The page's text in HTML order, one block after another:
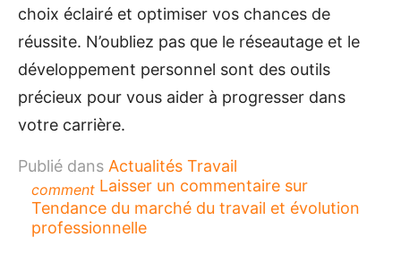
choix éclairé et optimiser vos chances de
réussite. N’oubliez pas que le réseautage et le
développement personnel sont des outils
précieux pour vous aider à progresser dans
votre carrière.
Publié dans Actualités Travail
comment Laisser un commentaire sur
Tendance du marché du travail et évolution
professionnelle